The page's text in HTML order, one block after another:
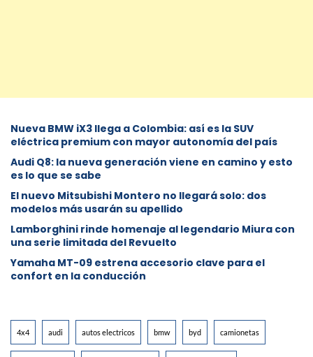
Nueva BMW iX3 llega a Colombia: así es la SUV
eléctrica premium con mayor autonomía del país
Audi Q8: la nueva generación viene en camino y esto
es lo que se sabe
⁠El nuevo Mitsubishi Montero no llegará solo: dos
modelos más usarán su apellido
Lamborghini rinde homenaje al legendario Miura con
una serie limitada del Revuelto
Yamaha MT-09 estrena accesorio clave para el
confort en la conducción
4x4 audi autos electricos bmw byd camionetas